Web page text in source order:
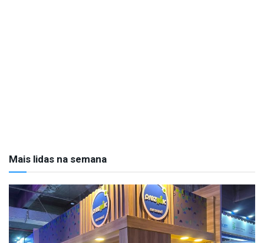
Mais lidas na semana